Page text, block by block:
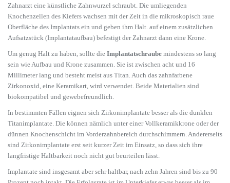
Zahnarzt eine künstliche Zahnwurzel schraubt. Die umliegenden
Knochenzellen des Kiefers wachsen mit der Zeit in die mikroskopisch raue
Oberfläche des Implantats ein und geben ihm Halt. auf einem zusätzlichen
Aufsatzstück (Implantataufbau) befestigt der Zahnarzt dann eine Krone.
Um genug Halt zu haben, sollte die Implantatschraube mindestens so lang
sein wie Aufbau und Krone zusammen. Sie ist zwischen acht und 16
Millimeter lang und besteht meist aus Titan. Auch das zahnfarbene
Zirkonoxid, eine Keramikart, wird verwendet. Beide Materialien sind
biokompatibel und gewebefreundlich.
In bestimmten Fällen eignen sich Zirkonimplantate besser als die dunklen
Titanimplantate. Die können nämlich unter einer Vollkeramikkrone oder der
dünnen Knochenschicht im Vorderzahnbereich durchschimmern. Andererseits
sind Zirkonimplantate erst seit kurzer Zeit im Einsatz, so dass sich ihre
langfristige Haltbarkeit noch nicht gut beurteilen lässt.
Implantate sind insgesamt aber sehr haltbar, nach zehn Jahren sind bis zu 90